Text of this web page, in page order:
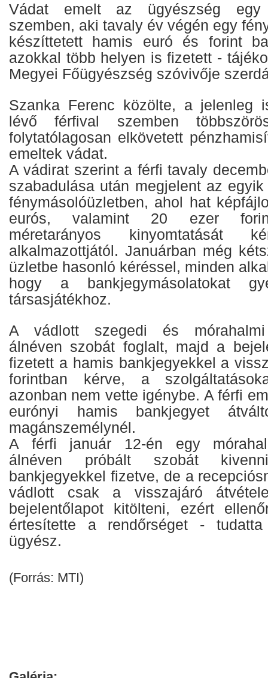
Vádat emelt az ügyészség egy
szemben, aki tavaly év végén egy
készíttetett hamis euró és forint
azokkal több helyen is fizetett -
Megyei Főügyészség szóvivője
Szanka Ferenc közölte, a jelenleg
lévő férfival szemben
folytatólagosan elkövetett
emeltek vádat.
A vádirat szerint a férfi tavaly
szabadulása után megjelent az
fénymásolóüzletben, ahol hat
eurós, valamint 20 ezer
méretarányos
alkalmazottjától. Januárban még
üzletbe hasonló kéréssel, minden
hogy a bankjegymásolatokat
társasjátékhoz.
A vádlott szegedi és mórahalmi
álnéven szobát foglalt, majd a
fizetett a hamis bankjegyekkel a
forintban kérve, a
azonban nem vette igénybe. A férfi
eurónyi hamis bankjegyet
magánszemélynél.
A férfi január 12-én egy
álnéven próbált szobát
bankjegyekkel fizetve, de a
vádlott csak a visszajáró
bejelentőlapot kitölteni, ezért
értesítette a rendőrséget -
ügyész.
(Forrás: MTI)